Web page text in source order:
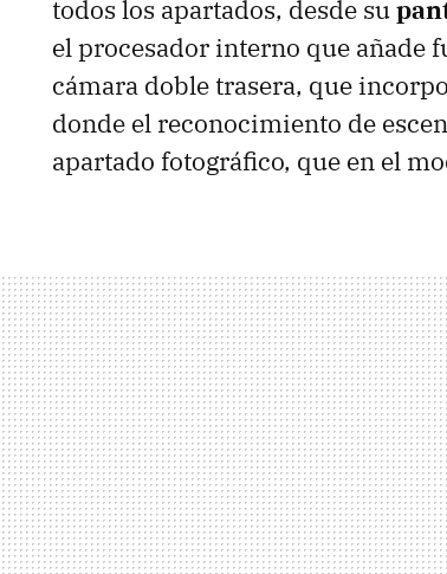
todos los apartados, desde su
el procesador interno que añade
cámara doble trasera, que
donde el reconocimiento de
apartado fotográfico, que en el